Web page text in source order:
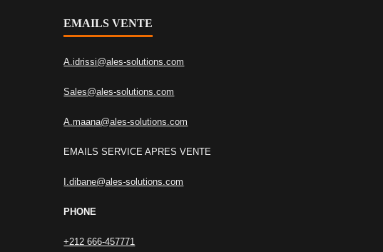
EMAILS VENTE
A.idrissi@ales-solutions.com
Sales@ales-solutions.com
A.maana@ales-solutions.com
EMAILS SERVICE APRES VENTE
I.dibane@ales-solutions.com
PHONE
+212 666-457771